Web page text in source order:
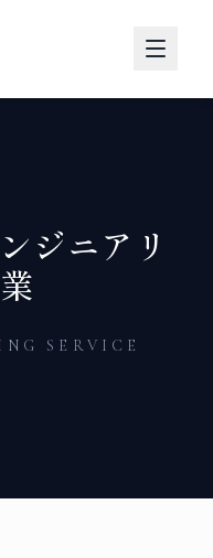
ジニアリ
SERVICE